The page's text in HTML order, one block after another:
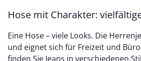
Hose mit Charakter:
Eine Hose – viele Looks. Die
und eignet sich für Freizeit und
finden Sie Jeans in verschiedenen